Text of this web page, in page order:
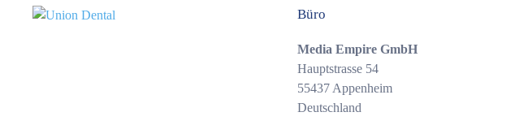
Büro
Media Empire GmbH
Hauptstrasse 54
55437 Appenheim
Deutschland